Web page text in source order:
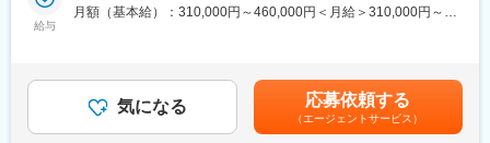
おります。
現地協力社員にて実施
（３）現地技術者（海外技術者）の育成
■業務詳細：
・Webアプリケーションのフロントエンド開発
・API、データベースのバックエンド開発
寄駅：上田電鉄 別所線線／下之郷駅受動喫煙対策：敷地内全面
給与
月額（基本給）：310,000円～460,000円＜月給＞310,000円～
ら4ヶ月に分けて支給）■賞与：年2回※過去実績賃金はあくまでも
目安の金額であり、選考を通じて上下する可能性があります。月
給(月額)は固定手当を含めた表記です。
気になる 応募依頼する
（エージェントサービス）